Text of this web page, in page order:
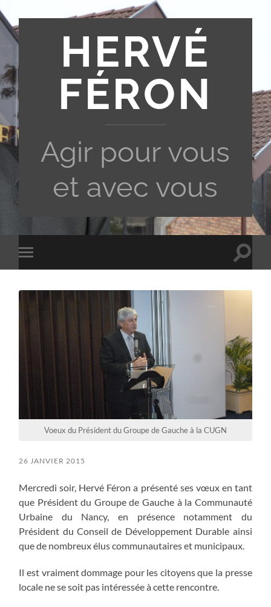
HERVÉ
FÉRON
Agir pour vous
et avec vous
Toggle
mobile
Toggle
Voeux du Président du Groupe de Gauche à la CUGN
26 JANVIER 2015
Mercredi soir, Hervé Féron a présenté ses vœux en tant
que Président du Groupe de Gauche à la Communauté
Urbaine du Nancy, en présence notamment du
Président du Conseil de Développement Durable ainsi
que de nombreux élus communautaires et municipaux.
Il est vraiment dommage pour les citoyens que la presse
locale ne se soit pas intéressée à cette rencontre.